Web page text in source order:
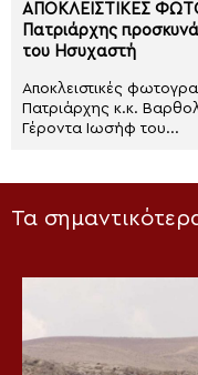
ΑΠΟΚΛΕΙΣΤΙΚΕΣ
Πατριάρχης
του Ησυχαστή
Αποκλειστικές
Πατριάρχης κ.κ.
Γέροντα Ιωσήφ του...
Τα